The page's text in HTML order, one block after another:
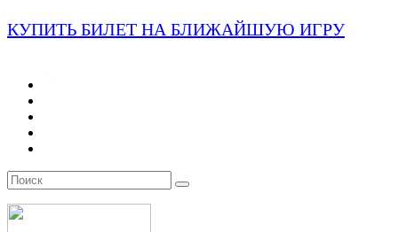
КУПИТЬ БИЛЕТ НА БЛИЖАЙШУЮ ИГРУ